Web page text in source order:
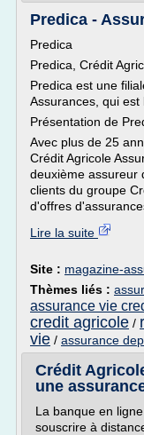
Predica -
Predica
Predica, Crédit
Predica est une
Assurances, qui est
Présentation de
Avec plus de 25
Crédit Agricole
deuxième assureur
clients du groupe
d'offres
Lire la suite
Site : magazine-
Thèmes liés :
assurance vie
credit agricole /
vie / assurance
Crédit
une
La banque en
souscrire à